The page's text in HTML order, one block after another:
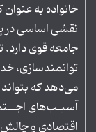
خانواده به
نقشی اساسی در
جامعه قوی دارد.
توانمندسازی،
می‌دهد که
آسیـب‌های
اقتصادی و